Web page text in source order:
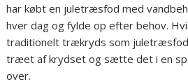
har købt en juletræsfod med
hver dag og fylde op efter behov.
traditionelt trækryds som
træet af krydset og sætte det i en
over.